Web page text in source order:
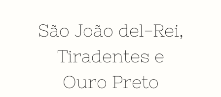
São João del-Rei,
Tiradentes e
Ouro Preto